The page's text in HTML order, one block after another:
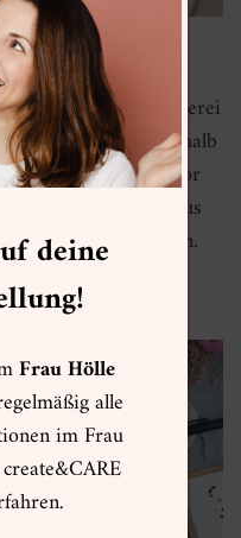
FLORALS
Aquarellmalerei
für Schritt innerhalb
die Loose Watercolor
Einzelelemente plus
deine
Frau Hölle
alle
im Frau